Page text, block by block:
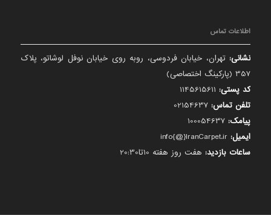
اطلاعات تماس
نشانی: تهران، خیابان فردوسی، روبه روی خیابان نوفل لوشاتو، پلاک
357 (پارکینگ اختصاصی)
کد پستی:
تلفن تماس:
پیامک:
ایمیل:
ساعات بازدید: هفت روز هفته 10تا20:30